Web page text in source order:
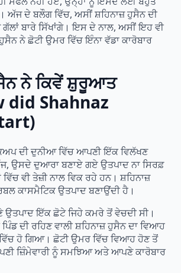
ਅੱਜ ਦੇ ਬਲੌਗ ਵਿੱਚ, ਅਸੀਂ ਸ਼ਹਿਨਾਜ਼ ਹੁਸੈਨ ਦੀ
ਬਾਰੇ ਸਿੱਖਾਂਗੇ। ਇਸ ਦੇ ਨਾਲ, ਅਸੀਂ ਇਹ ਵੀ
ਨੇ ਛੋਟੀ ਉਮਰ ਵਿੱਚ ਇੰਨਾ ਵੱਡਾ ਕਾਰੋਬਾਰ
ਨੇ ਕਿਵੇਂ ਸ਼ੁਰੂਆਤ
did Shahnaz
ਦੀ ਦੁਨੀਆ ਵਿੱਚ ਆਪਣੀ ਇੱਕ ਵਿਲੱਖਣ
ਉਸਦੇ ਦੁਆਰਾ ਬਣਾਏ ਗਏ ਉਤਪਾਦ ਨਾ ਸਿਰਫ਼
ਵੀ ਤੇਜ਼ੀ ਨਾਲ ਵਿਕ ਰਹੇ ਹਨ। ਸ਼ਹਿਨਾਜ਼
ਕਾਸਮੈਟਿਕ ਉਤਪਾਦ ਬਣਾਉਂਦੀ ਹੈ।
ਇੱਕ ਛੋਟੇ ਜਿਹੇ ਕਮਰੇ ਤੋਂ ਵੇਚਦੀ ਸੀ।
ਦੀ ਰਹਿਣ ਵਾਲੀ ਸ਼ਹਿਨਾਜ਼ ਹੁਸੈਨ ਦਾ ਵਿਆਹ
ਹੋ ਗਿਆ। ਛੋਟੀ ਉਮਰ ਵਿੱਚ ਵਿਆਹ ਹੋਣ ਤੋਂ
ਜ਼ਿੰਮੇਵਾਰੀ ਨੂੰ ਸਮਝਿਆ ਅਤੇ ਆਪਣੇ ਕਾਰੋਬਾਰ